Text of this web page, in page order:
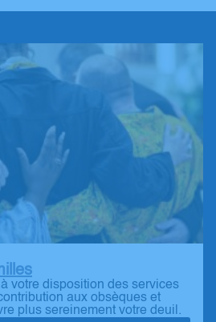
votre disposition des services
aux obsèques et
plus sereinement votre deuil.